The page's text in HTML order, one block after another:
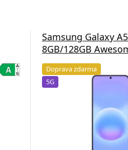
Samsung Galaxy
8GB/128GB
Doprava zdarma
5G